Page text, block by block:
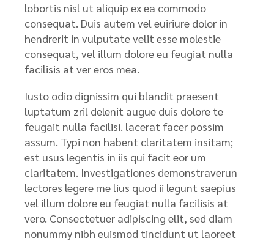
lobortis nisl ut aliquip ex ea commodo
consequat. Duis autem vel euiriure dolor in
hendrerit in vulputate velit esse molestie
consequat, vel illum dolore eu feugiat nulla
facilisis at ver eros mea.
Iusto odio dignissim qui blandit praesent
luptatum zril delenit augue duis dolore te
feugait nulla facilisi. lacerat facer possim
assum. Typi non habent claritatem insitam;
est usus legentis in iis qui facit eor um
claritatem. Investigationes demonstraverun
lectores legere me lius quod ii legunt saepius
vel illum dolore eu feugiat nulla facilisis at
vero. Consectetuer adipiscing elit, sed diam
nonummy nibh euismod tincidunt ut laoreet